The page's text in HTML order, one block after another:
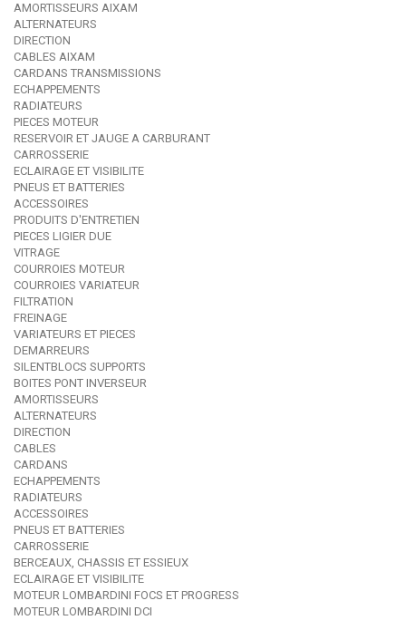
AMORTISSEURS AIXAM
ALTERNATEURS
DIRECTION
CABLES AIXAM
CARDANS TRANSMISSIONS
ECHAPPEMENTS
RADIATEURS
PIECES MOTEUR
RESERVOIR ET JAUGE A CARBURANT
CARROSSERIE
ECLAIRAGE ET VISIBILITE
PNEUS ET BATTERIES
ACCESSOIRES
PRODUITS D'ENTRETIEN
PIECES LIGIER DUE
VITRAGE
COURROIES MOTEUR
COURROIES VARIATEUR
FILTRATION
FREINAGE
VARIATEURS ET PIECES
DEMARREURS
SILENTBLOCS SUPPORTS
BOITES PONT INVERSEUR
AMORTISSEURS
ALTERNATEURS
DIRECTION
CABLES
CARDANS
ECHAPPEMENTS
RADIATEURS
ACCESSOIRES
PNEUS ET BATTERIES
CARROSSERIE
BERCEAUX, CHASSIS ET ESSIEUX
ECLAIRAGE ET VISIBILITE
MOTEUR LOMBARDINI FOCS ET PROGRESS
MOTEUR LOMBARDINI DCI